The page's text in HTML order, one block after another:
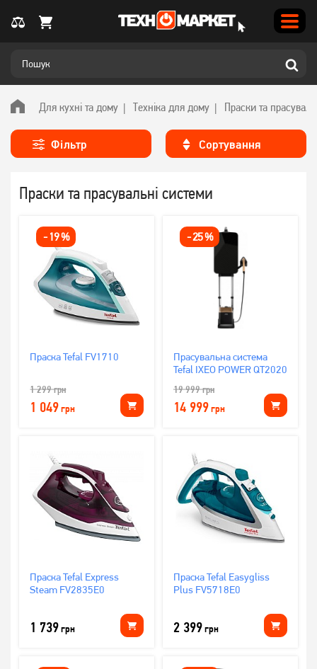
Для кухні та дому Техніка для дому Праски та
Фільтр
Праски та прасувальні системи
Сортування
- 19%
Праска Tefal FV1710
1 299грн
1 049грн
-25%
Прасувальна система
Tefal IXEO POWER QT2020
19 999грн
14 999грн
Праска Tefal Express
Steam FV2835E0
1 739грн
Праска Tefal Easygliss
Plus FV5718E0
2 399грн